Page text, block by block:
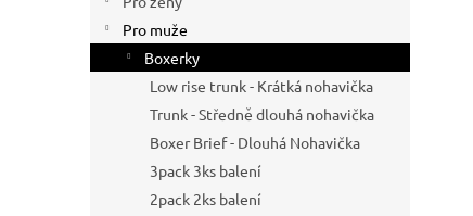
Pro muže
Boxerky
Low rise trunk - Krátká nohavička
Trunk - Středně dlouhá nohavička
Boxer Brief - Dlouhá Nohavička
3pack 3ks balení
2pack 2ks balení